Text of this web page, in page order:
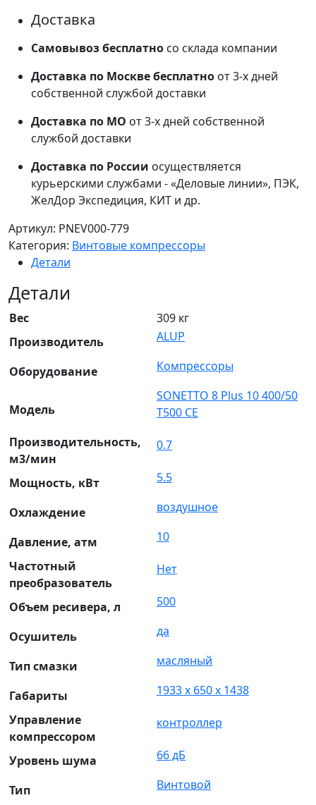
Доставка
Самовывоз бесплатно со склада компании
Доставка по Москве бесплатно от 3-х дней
собственной службой доставки
Доставка по МО от 3-х дней собственной
службой доставки
Доставка по России осуществляется
курьерскими службами - «Деловые линии», ПЭК,
ЖелДор Экспедиция, КИТ и др.
Артикул: PNEV000-779
Категория: Винтовые компрессоры
Детали
Детали
Вес
309 кг
Производитель
ALUP
Оборудование Компрессоры
Модель
SONETTO 8 Plus 10 400/50
T500 CE
Производительность,
м3/мин
0.7
Мощность, кВт 5.5
Охлаждение воздушное
Давление, атм
10
Частотный
преобразователь
Нет
Объем ресивера, л 500
Осушитель да
Тип смазки масляный
Габариты
1933 х 650 х 1438
Управление
компрессором
контроллер
Уровень шума 66 дБ
Тип Винтовой